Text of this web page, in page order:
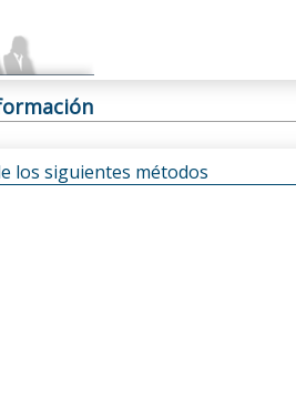
los siguientes métodos